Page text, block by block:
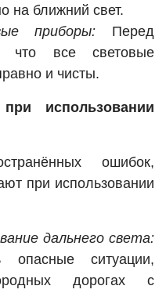
на ближний свет.
приборы: Перед
что все световые
и чисты.
использовании
ошибок,
при использовании
дальнего света:
ситуации,
дорогах с